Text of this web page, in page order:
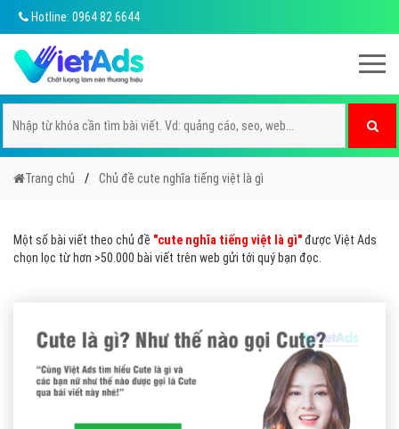
Hotline: 0964 82 6644
Trang chủ Chủ đề cute nghĩa tiếng việt là gì
Một số bài viết theo chủ đề "cute nghĩa tiếng việt là gì"được Việt Ads
chọn lọc từ hơn >50.000 bài viết trên web gửi tới quý bạn đọc.